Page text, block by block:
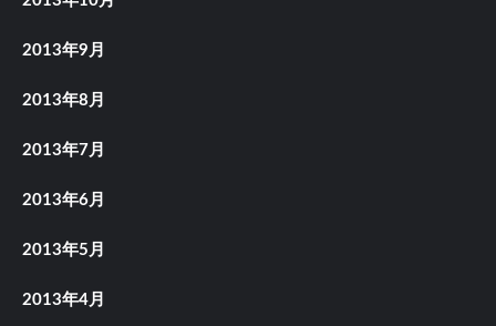
2013年9月
2013年8月
2013年7月
2013年6月
2013年5月
2013年4月